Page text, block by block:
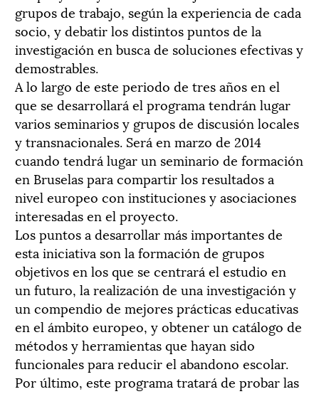
grupos de trabajo, según la experiencia de cada
socio, y debatir los distintos puntos de la
investigación en busca de soluciones efectivas y
demostrables.
A lo largo de este periodo de tres años en el
que se desarrollará el programa tendrán lugar
varios seminarios y grupos de discusión locales
y transnacionales. Será en marzo de 2014
cuando tendrá lugar un seminario de formación
en Bruselas para compartir los resultados a
nivel europeo con instituciones y asociaciones
interesadas en el proyecto.
Los puntos a desarrollar más importantes de
esta iniciativa son la formación de grupos
objetivos en los que se centrará el estudio en
un futuro, la realización de una investigación y
un compendio de mejores prácticas educativas
en el ámbito europeo, y obtener un catálogo de
métodos y herramientas que hayan sido
funcionales para reducir el abandono escolar.
Por último, este programa tratará de probar las